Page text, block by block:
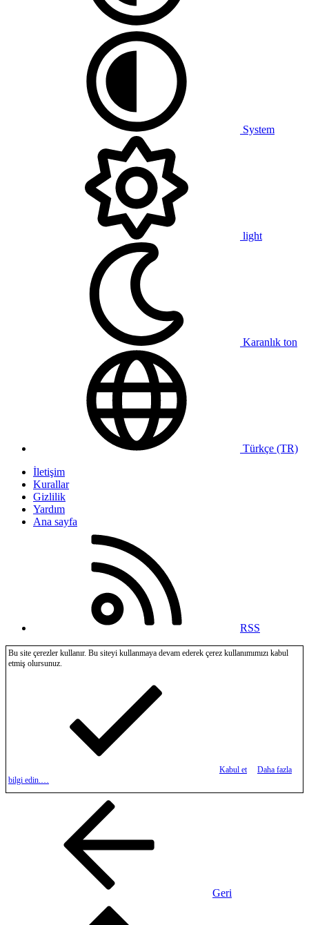
System
light
Karanlık ton
Türkçe (TR)
İletişim
Kurallar
Gizlilik
Yardım
Ana sayfa
RSS
Bu site çerezler kullanır. Bu siteyi kullanmaya devam ederek çerez kullanımımızı kabul
etmiş olursunuz.
Kabul et
Daha fazla
bilgi edin.…
Geri